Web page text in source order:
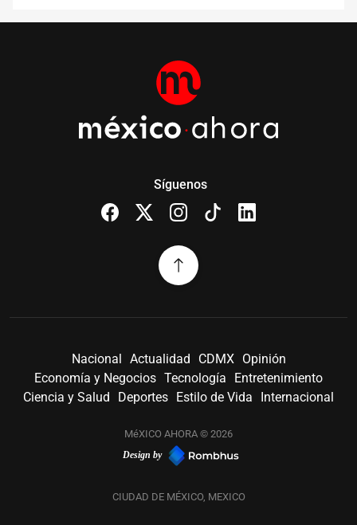
Síguenos
Nacional Actualidad CDMX
Opinión
Economía y Negocios Tecnología
Entretenimiento
Ciencia y Salud
Deportes Estilo de Vida Internacional
MéXICO AHORA © 2026
Design by
CIUDAD DE MÉXICO, MEXICO